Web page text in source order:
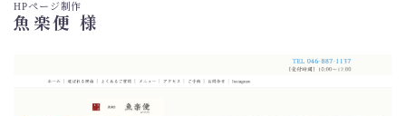
HPページ制作
魚楽便 様